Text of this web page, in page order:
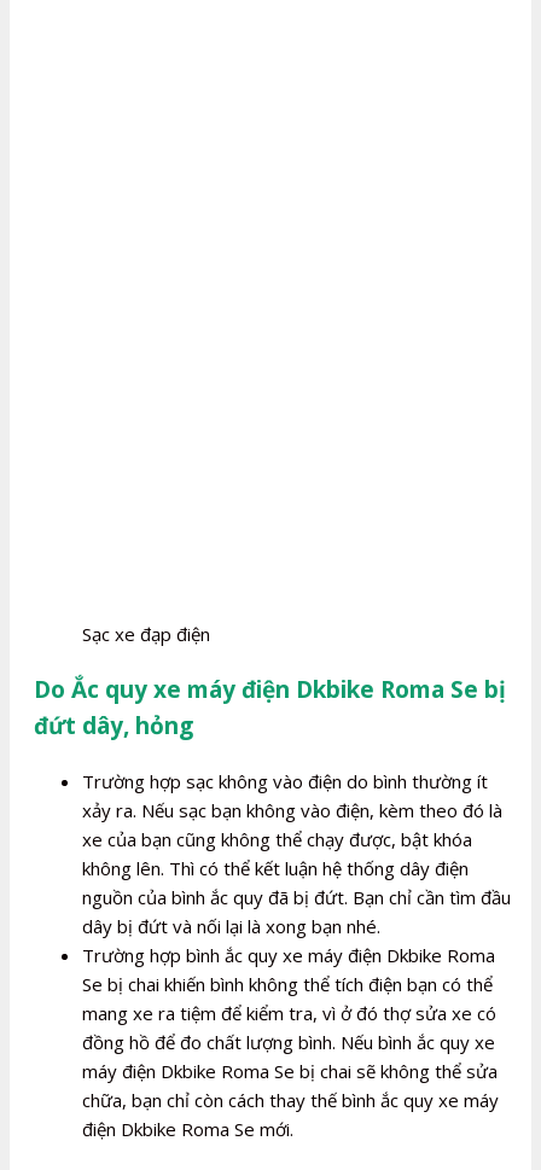
Sạc xe đạp điện
Do Ắc quy xe máy điện Dkbike Roma Se bị
đứt dây, hỏng
Trường hợp sạc không vào điện do bình thường ít
xảy ra. Nếu sạc bạn không vào điện, kèm theo đó là
xe của bạn cũng không thể chạy được, bật khóa
không lên. Thì có thể kết luận hệ thống dây điện
nguồn của bình ắc quy đã bị đứt. Bạn chỉ cần tìm đầu
dây bị đứt và nối lại là xong bạn nhé.
Trường hợp bình ắc quy xe máy điện Dkbike Roma
Se bị chai khiến bình không thể tích điện bạn có thể
mang xe ra tiệm để kiểm tra, vì ở đó thợ sửa xe có
đồng hồ để đo chất lượng bình. Nếu bình ắc quy xe
máy điện Dkbike Roma Se bị chai sẽ không thể sửa
chữa, bạn chỉ còn cách thay thế bình ắc quy xe máy
điện Dkbike Roma Se mới.